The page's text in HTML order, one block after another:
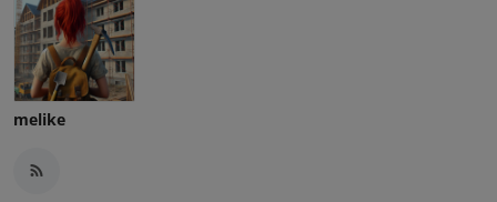
melike